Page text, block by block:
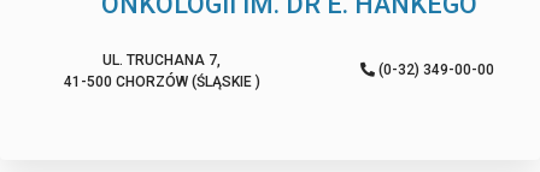
UL. TRUCHANA 7,
41-500 CHORZÓW (ŚLĄSKIE )
(0-32) 349-00-00